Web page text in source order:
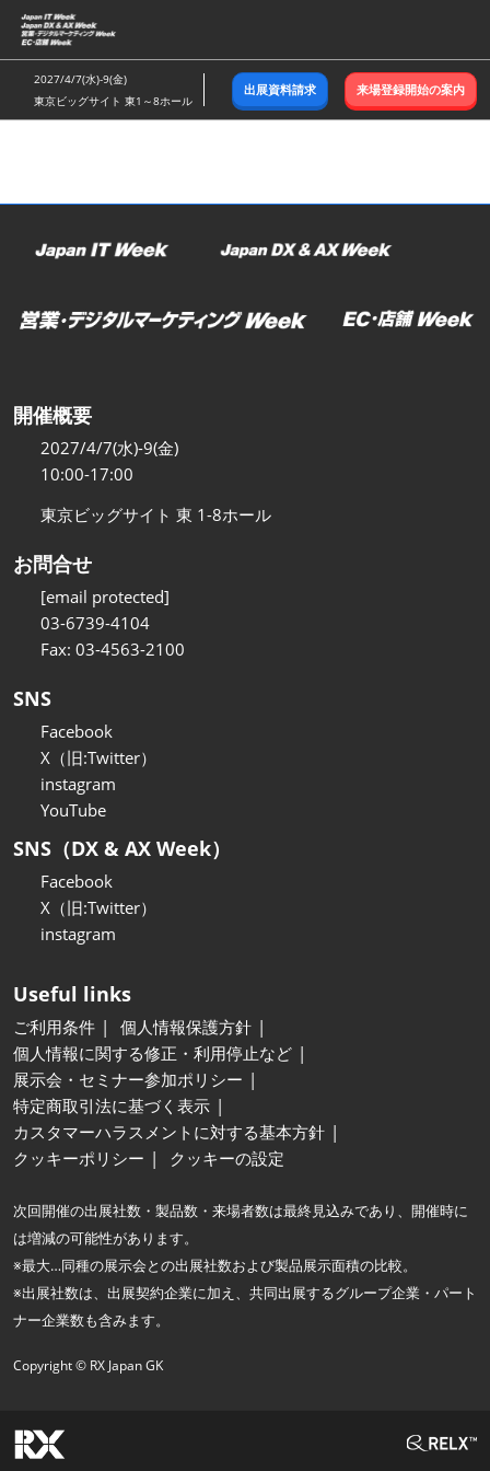
ス
キ
ッ
し
む
2027/4/7(水)-9(金)
東京ビッグサイト 東1～8ホール
出展資料請求 来場登録開始の案内
開催概要
2027/4/7(水)-9(金)
10:00-17:00
東京ビッグサイト 東 1-8ホール
お問合せ
[email protected]
03-6739-4104
Fax: 03-4563-2100
SNS
Facebook
X（旧:Twitter）
instagram
YouTube
SNS（DX & AX Week）
Facebook
X（旧:Twitter）
instagram
Useful links
ご利用条件
個人情報保護方針
個人情報に関する修正・利用停止など
展示会・セミナー参加ポリシー
特定商取引法に基づく表示
カスタマーハラスメントに対する基本方針
クッキーポリシー
クッキーの設定
次回開催の出展社数・製品数・来場者数は最終見込みであり、開催時に
は増減の可能性があります。
※最大…同種の展示会との出展社数および製品展示面積の比較。
※出展社数は、出展契約企業に加え、共同出展するグループ企業・パート
ナー企業数も含みます。
Copyright © RX Japan GK